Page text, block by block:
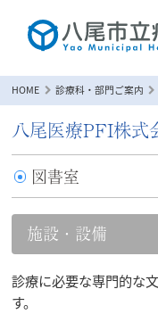
HOME 診療科・部門ご案内
八尾医療PFI株式
図書室
施設・設備
診療に必要な専門的な
す。